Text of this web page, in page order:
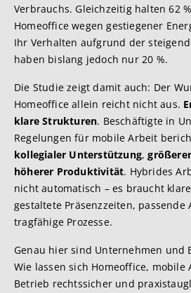
Verbrauchs. Gleichzeitig halten 62
Homeoffice wegen gestiegener
Ihr Verhalten aufgrund der
haben bislang jedoch nur 20 %.
Die Studie zeigt damit auch: Der
Homeoffice allein reicht nicht aus.
klare Strukturen. Beschäftigte in
Regelungen für mobile Arbeit
kollegialer Unterstützung,
höherer Produktivität. Hybrides
nicht automatisch – es braucht
gestaltete Präsenzzeiten, passende
tragfähige Prozesse.
Genau hier sind Unternehmen und
Wie lassen sich Homeoffice, mobile
Betrieb rechtssicher und